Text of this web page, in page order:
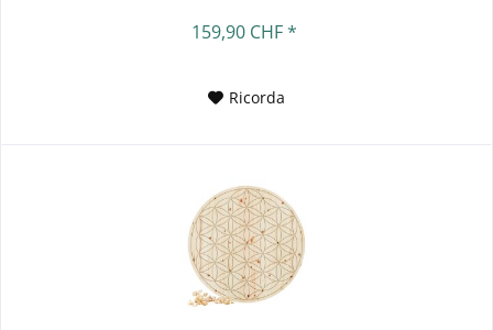
159,90 CHF *
Ricorda